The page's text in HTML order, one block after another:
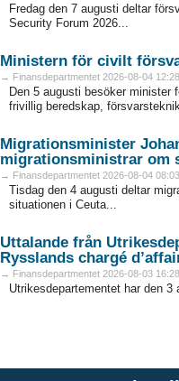
Fredag den 7 augusti deltar
Security Forum 2026...
Ministern för civilt
→ Finansdepartmentet 2026-08-04 12:28
Den 5 augusti besöker minister
frivillig beredskap,
Migrationsminister
migrationsministrar om
→ Finansdepartmentet 2026-08-04 08:03
Tisdag den 4 augusti deltar
situationen i Ceuta...
Uttalande från
Rysslands chargé
→ Finansdepartmentet 2026-08-03 16:28
Utrikesdepartementet har den 3